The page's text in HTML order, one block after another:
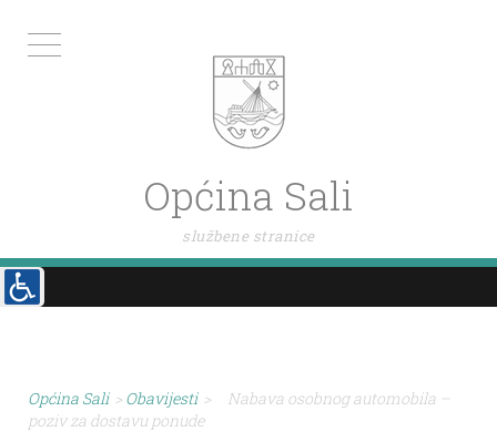
Općina Sali
službene stranice
Općina Sali > Obavijesti >
Nabava osobnog automobila –
poziv za dostavu ponude